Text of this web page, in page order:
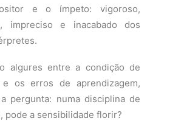
e o ímpeto: vigoroso,
impreciso e inacabado dos
algures entre a condição de
e os erros de aprendizagem,
pergunta: numa disciplina de
pode a sensibilidade florir?